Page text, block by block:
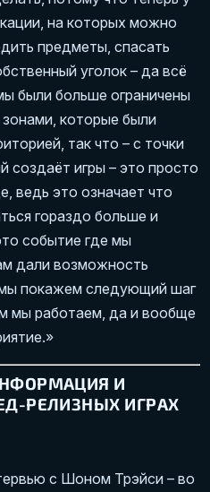
на которых можно
предметы, спасать
уголок – да всё
были больше ограничены
которые были
так что – с точки
создаёт игры – это просто
ведь это означает что
гораздо больше и
событие где мы
дали возможность
покажем следующий шаг
мы работаем, да и вообще
И
РЕЛИЗНЫХ ИГРАХ
с Шоном Трэйси – во